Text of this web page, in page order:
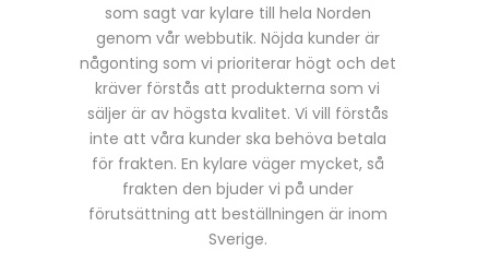
som sagt var kylare till hela Norden
genom vår webbutik. Nöjda kunder är
någonting som vi prioriterar högt och det
kräver förstås att produkterna som vi
säljer är av högsta kvalitet. Vi vill förstås
inte att våra kunder ska behöva betala
för frakten. En kylare väger mycket, så
frakten den bjuder vi på under
förutsättning att beställningen är inom
Sverige.